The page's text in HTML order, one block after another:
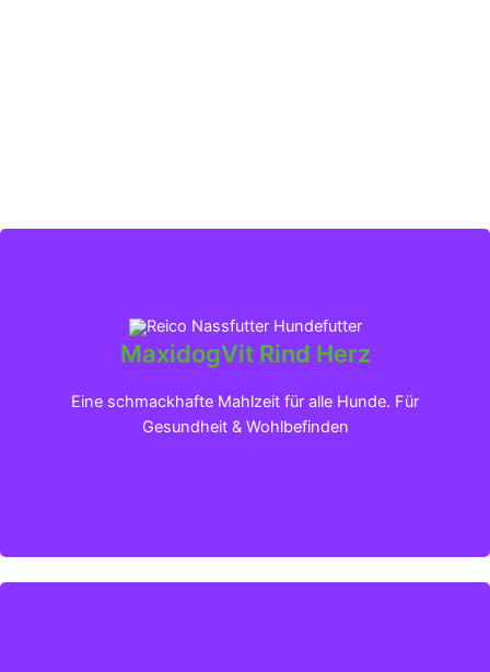
MaxidogVit Rind Herz
Eine schmackhafte Mahlzeit für alle Hunde. Für
Gesundheit & Wohlbefinden
Klicken für mehr Infos